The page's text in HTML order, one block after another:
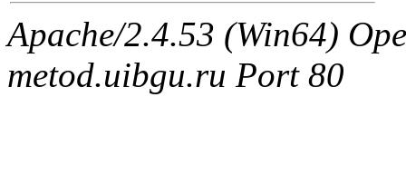
Apache/2.4.53 (Win64)
metod.uibgu.ru Port 80